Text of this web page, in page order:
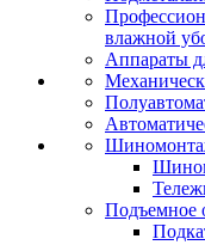
влажной
Аппараты
Подъемное